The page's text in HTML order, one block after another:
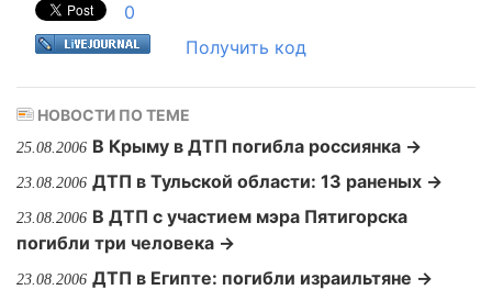
0
Получить код
НОВОСТИ ПО ТЕМЕ
25.08.2006 В Крыму в ДТП погибла россиянка →
23.08.2006 ДТП в Тульской области: 13 раненых →
23.08.2006 В ДТП с участием мэра Пятигорска
погибли три человека →
23.08.2006 ДТП в Египте: погибли израильтяне →